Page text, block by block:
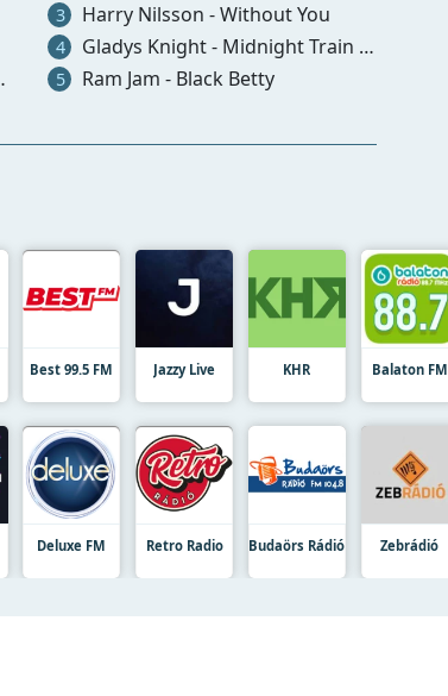
3 Harry Nilsson - Without You
4 Gladys Knight - Midnight Train To Georgia
5 Ram Jam - Black Betty
Best 99.5 FM Jazzy Live KHR Balaton FM
Deluxe FM Retro Radio Budaörs Rádió Zebrádió